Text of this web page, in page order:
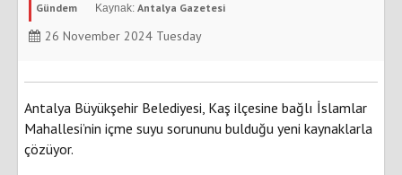
Gündem Antalya Gazetesi
26 November 2024 Tuesday
Antalya Büyükşehir Belediyesi, Kaş ilçesine bağlı İslamlar
Mahallesi’nin içme suyu sorununu bulduğu yeni kaynaklarla
çözüyor.